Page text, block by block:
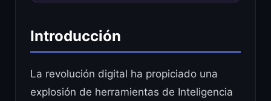
Introducción
La revolución digital ha propiciado una
explosión de herramientas de Inteligencia